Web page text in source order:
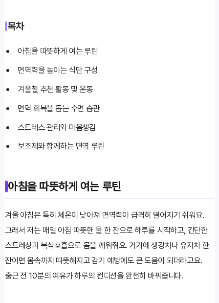
목차
아침을 따뜻하게 여는 루틴
면역력을 높이는 식단 구성
겨울철 추천 활동 및 운동
면역 회복을 돕는 수면 습관
스트레스 관리와 마음챙김
보조제와 함께하는 면역 루틴
아침을 따뜻하게 여는 루틴
겨울 아침은 특히 체온이 낮아져 면역력이 급격히 떨어지기 쉬워요.
그래서 저는 매일 아침 따뜻한 물 한 잔으로 하루를 시작하고, 간단한
스트레칭과 복식호흡으로 몸을 깨워줘요. 거기에 생강차나 유자차 한
잔이면 몸속까지 따뜻해지고 감기 예방에도 큰 도움이 되더라고요.
출근 전 10분의 여유가 하루의 컨디션을 완전히 바꿔줍니다.